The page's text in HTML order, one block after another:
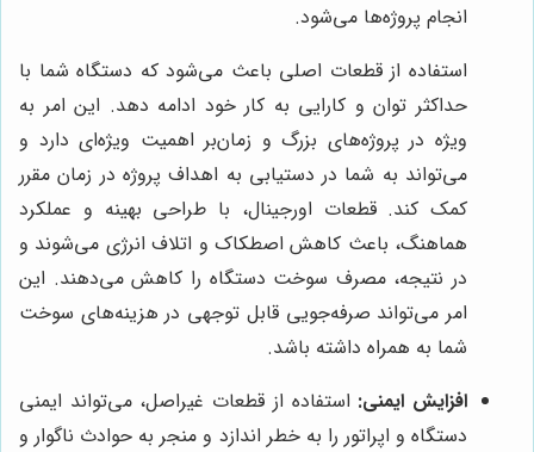
انجام پروژه‌ها می‌شود.
استفاده از قطعات اصلی باعث می‌شود که دستگاه شما با
حداکثر توان و کارایی به کار خود ادامه دهد. این امر به
ویژه در پروژه‌های بزرگ و زمان‌بر اهمیت ویژه‌ای دارد و
می‌تواند به شما در دستیابی به اهداف پروژه در زمان مقرر
کمک کند. قطعات اورجینال، با طراحی بهینه و عملکرد
هماهنگ، باعث کاهش اصطکاک و اتلاف انرژی می‌شوند و
در نتیجه، مصرف سوخت دستگاه را کاهش می‌دهند. این
امر می‌تواند صرفه‌جویی قابل توجهی در هزینه‌های سوخت
شما به همراه داشته باشد.
افزایش ایمنی: استفاده از قطعات غیراصل، می‌تواند ایمنی
دستگاه و اپراتور را به خطر اندازد و منجر به حوادث ناگوار و